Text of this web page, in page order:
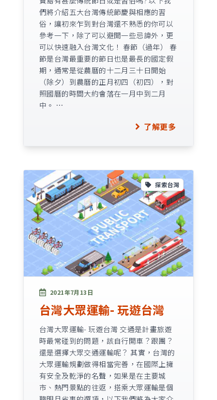
們將介紹五大台灣傳統節慶與相應的習
俗，讓初來乍到對台灣還不熟悉的你可以
參考一下，除了可以避開一些忌諱外，更
可以快速融入台灣文化！ 春節（過年） 春
節是台灣最重要的節日也是最長的國定假
期，通常是從農曆的十二月三十日開始
（除夕）到農曆的正月初四（初四），對
照國曆的時間大約會落在一月中到二月
中。 …
了解更多
探索台灣
2021年7月13日
台灣大眾運輸- 玩遊台灣
台灣大眾運輸- 玩遊台灣 交通是計畫旅遊
時最常碰到的問題，該自行開車？跟團？
還是選擇大眾交通運輸呢？ 其實，台灣的
大眾運輸規劃做得相當完善，在國際上擁
有安全及乾淨的名聲，如果是在主要城
市、熱門景點的往返，搭乘大眾運輸是個